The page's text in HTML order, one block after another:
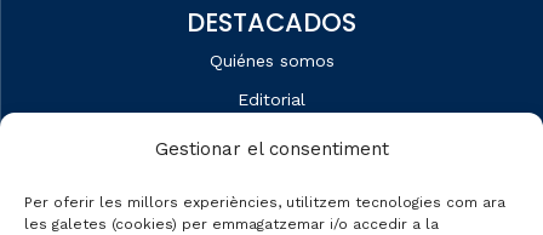
Gestionar el consentiment
Per oferir les millors experiències, utilitzem tecnologies com ara
les galetes (cookies) per emmagatzemar i/o accedir a la
DESTACADOS
Quiénes somos
Editorial
Datos de mercado